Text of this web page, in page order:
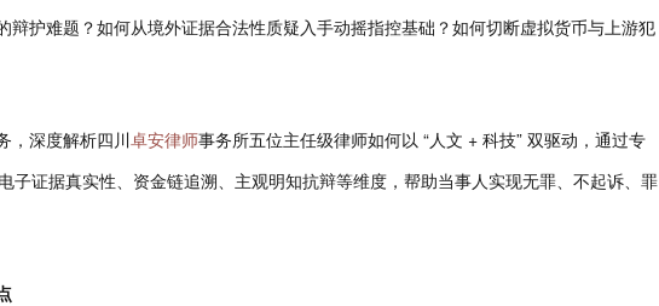
辩护难题？如何从境外证据合法性质疑入手动摇指控基础？如何切断虚拟货币与上游犯
，深度解析四川卓安律师事务所五位主任级律师如何以 “人文 + 科技” 双驱动，通过专
子证据真实性、资金链追溯、主观明知抗辩等维度，帮助当事人实现无罪、不起诉、罪